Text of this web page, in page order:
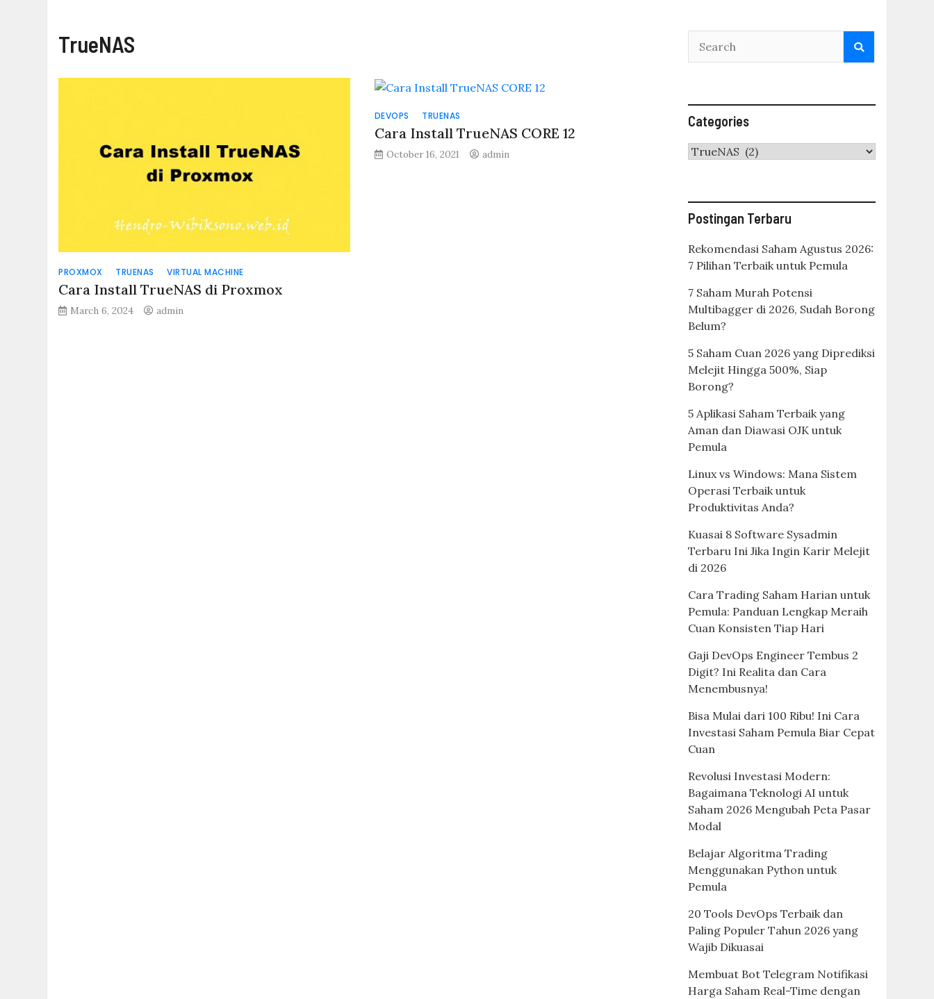
TrueNAS
PROXMOX TRUENAS VIRTUAL MACHINE
Cara Install TrueNAS di Proxmox
March 6, 2024 admin
DEVOPS TRUENAS
Cara Install TrueNAS CORE 12
October 16, 2021 admin
Categories
Categories
Postingan Terbaru
Rekomendasi Saham Agustus 2026:
7 Pilihan Terbaik untuk Pemula
7 Saham Murah Potensi
Multibagger di 2026, Sudah Borong
Belum?
5 Saham Cuan 2026 yang Diprediksi
Melejit Hingga 500%, Siap
Borong?
5 Aplikasi Saham Terbaik yang
Aman dan Diawasi OJK untuk
Pemula
Linux vs Windows: Mana Sistem
Operasi Terbaik untuk
Produktivitas Anda?
Kuasai 8 Software Sysadmin
Terbaru Ini Jika Ingin Karir Melejit
di 2026
Cara Trading Saham Harian untuk
Pemula: Panduan Lengkap Meraih
Cuan Konsisten Tiap Hari
Gaji DevOps Engineer Tembus 2
Digit? Ini Realita dan Cara
Menembusnya!
Bisa Mulai dari 100 Ribu! Ini Cara
Investasi Saham Pemula Biar Cepat
Cuan
Revolusi Investasi Modern:
Bagaimana Teknologi AI untuk
Saham 2026 Mengubah Peta Pasar
Modal
Belajar Algoritma Trading
Menggunakan Python untuk
Pemula
20 Tools DevOps Terbaik dan
Paling Populer Tahun 2026 yang
Wajib Dikuasai
Membuat Bot Telegram Notifikasi
Harga Saham Real-Time dengan